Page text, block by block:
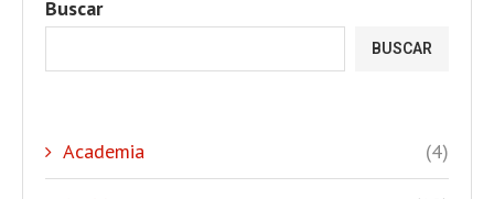
Buscar
BUSCAR
Academia (4)